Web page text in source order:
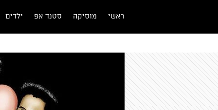
ראשי מוסיקה סטנד אפ ילדים